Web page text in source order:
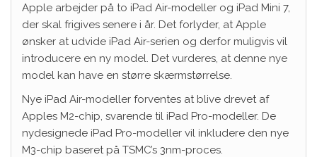
Apple arbejder på to iPad Air-modeller og iPad Mini 7,
der skal frigives senere i år. Det forlyder, at Apple
ønsker at udvide iPad Air-serien og derfor muligvis vil
introducere en ny model. Det vurderes, at denne nye
model kan have en større skærmstørrelse.
Nye iPad Air-modeller forventes at blive drevet af
Apples M2-chip, svarende til iPad Pro-modeller. De
nydesignede iPad Pro-modeller vil inkludere den nye
M3-chip baseret på TSMC’s 3nm-proces.